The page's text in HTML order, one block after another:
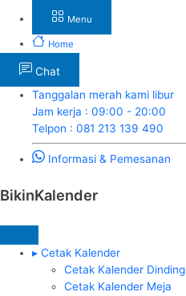
Menu
Home
Chat
Tanggalan merah kami libur
Jam kerja : 09:00 - 20:00
Telpon : 081 213 139 490
Informasi & Pemesanan
BikinKalender
▸ Cetak Kalender
Cetak Kalender Dinding
Cetak Kalender Meja